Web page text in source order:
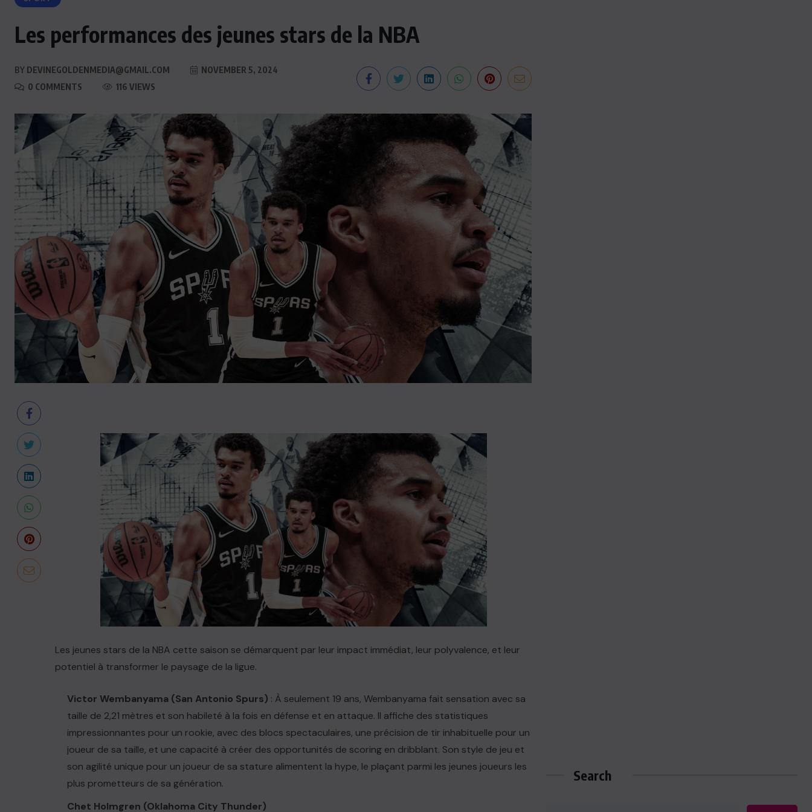
Les performances des jeunes stars de la NBA
BY DEVINEGOLDENMEDIA@GMAIL.COM
NOVEMBER 5, 2024
0 COMMENTS
116 VIEWS
Les jeunes stars de la NBA cette saison se démarquent par leur impact immédiat, leur polyvalence, et leur
potentiel à transformer le paysage de la ligue.
Victor Wembanyama (San Antonio Spurs) : À seulement 19 ans, Wembanyama fait sensation avec sa
taille de 2,21 mètres et son habileté à la fois en défense et en attaque. Il affiche des statistiques
impressionnantes pour un rookie, avec des blocs spectaculaires, une précision de tir inhabituelle pour un
joueur de sa taille, et une capacité à créer des opportunités de scoring en dribblant. Son style de jeu et
son agilité unique pour un joueur de sa stature alimentent la hype, le plaçant parmi les jeunes joueurs les
plus prometteurs de sa génération.
Chet Holmgren (Oklahoma City Thunder)
Search